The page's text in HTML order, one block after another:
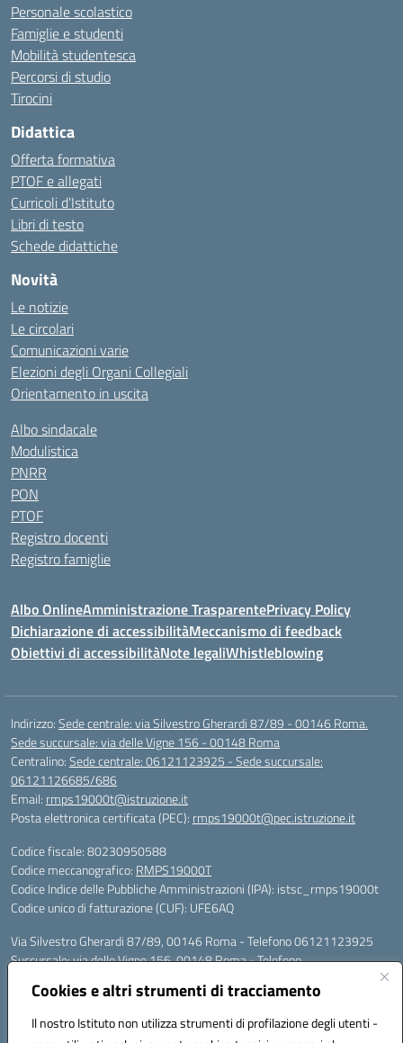
Cookies e altri strumenti di tracciamento
Il nostro Istituto non utilizza strumenti di profilazione degli utenti -
Personale scolastico
Famiglie e studenti
Mobilità studentesca
Percorsi di studio
Tirocini
Didattica
Offerta formativa
PTOF e allegati
Curricoli d’Istituto
Libri di testo
Schede didattiche
Novità
Le notizie
Le circolari
Comunicazioni varie
Elezioni degli Organi Collegiali
Orientamento in uscita
Albo sindacale
Modulistica
PNRR
PON
PTOF
Registro docenti
Registro famiglie
Albo OnlineAmministrazione TrasparentePrivacy Policy
Dichiarazione di accessibilitàMeccanismo di feedback
Obiettivi di accessibilitàNote legaliWhistleblowing
Indirizzo:Sede centrale: via Silvestro Gherardi 87/89 - 00146 Roma.
Sede succursale: via delle Vigne 156 - 00148 Roma
Centralino:Sede centrale: 06121123925 - Sede succursale:
06121126685/686
Email: rmps19000t@istruzione.it
Posta elettronica certificata (PEC): rmps19000t@pec.istruzione.it
Codice fiscale: 80230950588
Codice meccanografico: RMPS19000T
Codice Indice delle Pubbliche Amministrazioni (IPA): istsc_rmps19000t
Codice unico di fatturazione (CUF): UFE6AQ
Via Silvestro Gherardi 87/89, 00146 Roma - Telefono 06121123925
Succursale: via delle Vigne 156, 00148 Roma - Telefono
Mail: rmps19000t@istruzione.it - PEC: rmps19000t@pec.istruzione.it
Per contatti con il Dirigente Scolastico, utilizzare esclusivamente